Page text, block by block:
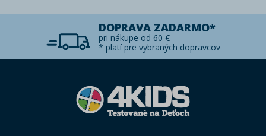
DOPRAVA ZADARMO*
pri nákupe od 60 €
* platí pre vybraných dopravcov